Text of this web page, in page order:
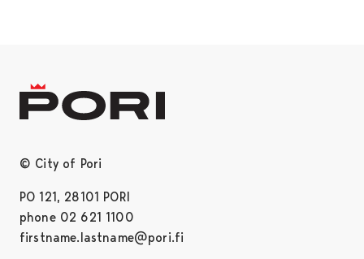
© City of Pori
PO 121, 28101 PORI
phone 02 621 1100
firstname.lastname@pori.fi